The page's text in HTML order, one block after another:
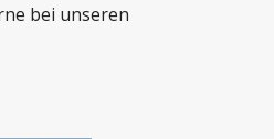
bei unseren